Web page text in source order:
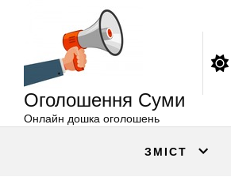
Оголошення Суми
Онлайн дошка оголошень
ЗМІСТ